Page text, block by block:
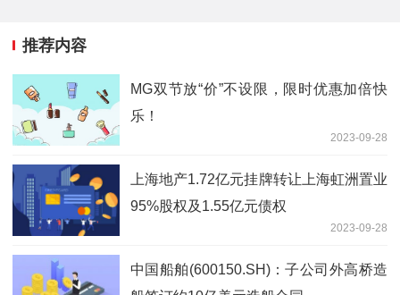
推荐内容
MG双节放“价”不设限，限时优惠加倍快
乐！
2023-09-28
上海地产1.72亿元挂牌转让上海虹洲置业
95%股权及1.55亿元债权
2023-09-28
中国船舶(600150.SH)：子公司外高桥造